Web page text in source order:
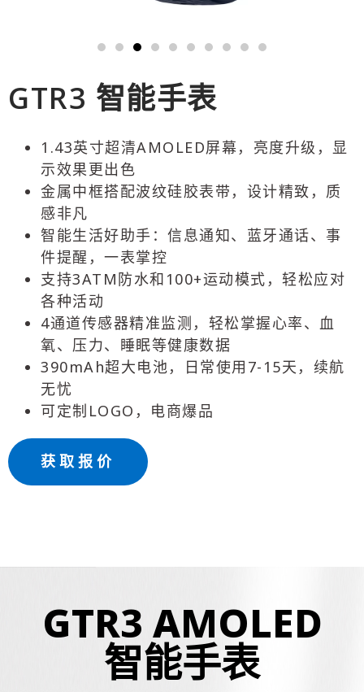
GTR3 智能手表
1.43英寸超清AMOLED屏幕，亮度升级，显
示效果更出色
金属中框搭配波纹硅胶表带，设计精致，质
感非凡
智能生活好助手：信息通知、蓝牙通话、事
件提醒，一表掌控
支持3ATM防水和100+运动模式，轻松应对
各种活动
4通道传感器精准监测，轻松掌握心率、血
氧、压力、睡眠等健康数据
390mAh超大电池，日常使用7-15天，续航
无忧
可定制LOGO，电商爆品
获取报价
GTR3 AMOLED
智能手表